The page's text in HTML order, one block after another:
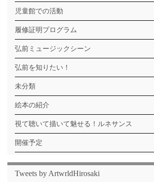
児童館での活動
履修証明プログラム
弘前ミュージックシーン
弘前を知りたい！
未分類
絵本の紹介
視て聴いて描いて魅せる！ルネサンス
開催予定
Tweets by ArtwrldHirosaki